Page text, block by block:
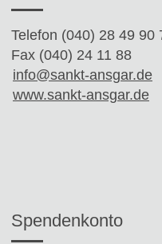
Telefon (040) 28 49 90
Fax (040) 24 11 88
info@sankt-ansgar.de
www.sankt-ansgar.de
Spendenkonto